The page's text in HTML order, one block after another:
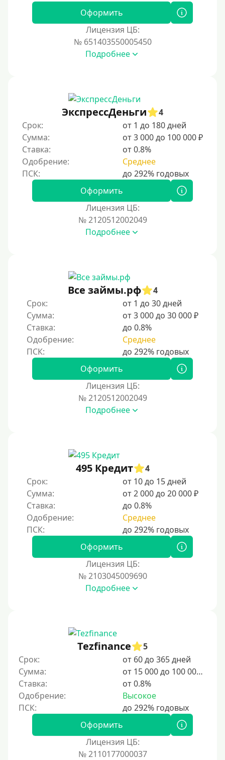
С возможностью частичного погашения
Надежные
Без обмана
Без предоплат
Без электронной почты
С автоматическим одобрением
Без номера телефона
Без платных услуг и подписок
Онлайн круглосуточно
На карту круглосуточно
24/7
Деньги в долг
В долг на карту
Срок
10 дней
2 недели
15 дней
20 дней
30 дней без процентов
100 дней
4 месяца
5 месяцев
На полгода
10 месяцев
Оформить
Лицензия ЦБ:
№ 651403550005450
Подробнее
ЭкспрессДеньги
4
Срок:
от 1 до 180 дней
Сумма:
от 3 000 до 100 000 ₽
Ставка:
от 0.8%
Одобрение:
Среднее
Оформить
Лицензия ЦБ:
№ 2120512002049
Подробнее
Все займы.рф
4
Срок:
от 1 до 30 дней
Сумма:
от 3 000 до 30 000 ₽
Ставка:
до 0.8%
Одобрение:
Среднее
Оформить
Лицензия ЦБ:
№ 2120512002049
Подробнее
495 Кредит
4
Срок:
от 10 до 15 дней
Сумма:
от 2 000 до 20 000 ₽
Ставка:
до 0.8%
Одобрение:
Среднее
Оформить
Лицензия ЦБ:
№ 2103045009690
Подробнее
Tezfinance
5
Срок:
от 60 до 365 дней
Сумма:
от 15 000 до 100 000 ₽
Ставка:
от 0.8%
Одобрение:
Высокое
Оформить
Лицензия ЦБ:
№ 2110177000037